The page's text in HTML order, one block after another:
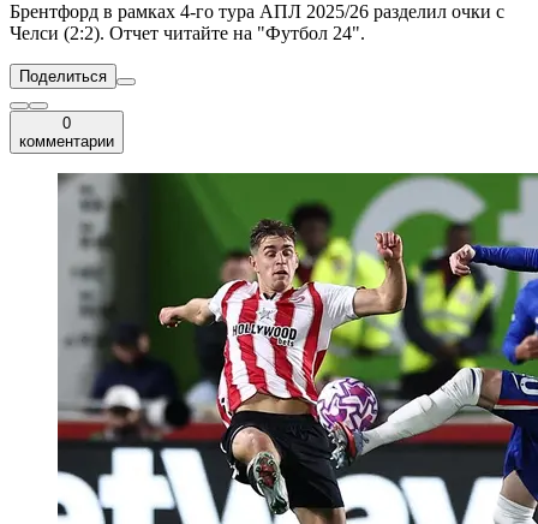
Брентфорд в рамках 4-го тура АПЛ 2025/26 разделил очки с
Челси (2:2). Отчет читайте на "Футбол 24".
Поделиться
0
комментарии